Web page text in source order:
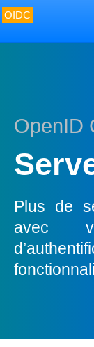
Accueil
Utiliser
Gérer
OIDC
OpenID
Plus de
avec